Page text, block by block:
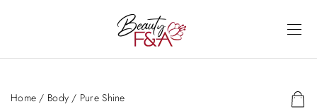
Home / Body / Pure Shine